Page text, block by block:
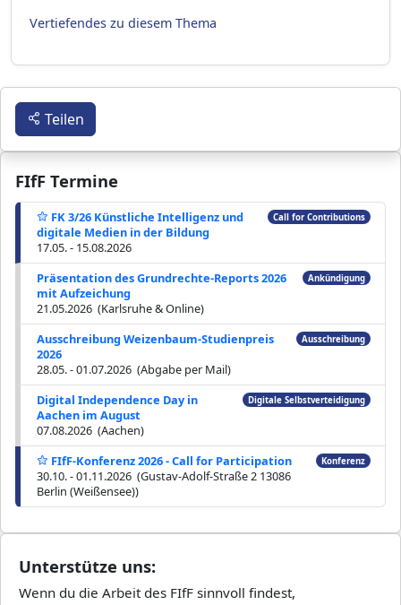
Vertiefendes zu diesem Thema
FIfF Termine
FK 3/26 Künstliche Intelligenz und
digitale Medien in der Bildung
17.05. - 15.08.2026
Call for Contributions
Präsentation des Grundrechte-Reports 2026
mit Aufzeichung
21.05.2026 (Karlsruhe & Online)
Ankündigung
Ausschreibung Weizenbaum-Studienpreis
2026
28.05. - 01.07.2026 (Abgabe per Mail)
Ausschreibung
Digital Independence Day in
Aachen im August
07.08.2026 (Aachen)
Digitale Selbstverteidigung
FIfF-Konferenz 2026 - Call for Participation
30.10. - 01.11.2026 (Gustav-Adolf-Straße 2 13086
Berlin (Weißensee))
Konferenz
Unterstütze uns:
Wenn du die Arbeit des FIfF sinnvoll findest,
Teilen